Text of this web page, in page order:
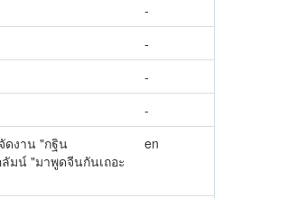
-
-
-
-
ดงาน "กฐิน
มน์ "มาพูดจีนกันเถอะ
en